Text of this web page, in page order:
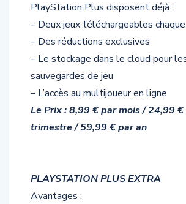
PlayStation Plus disposent déjà :
– Deux jeux téléchargeables
– Des réductions exclusives
– Le stockage dans le cloud pour
sauvegardes de jeu
– L’accès au multijoueur en ligne
Le Prix : 8,99 € par mois / 24,99
trimestre / 59,99 € par an
PLAYSTATION PLUS EXTRA
Avantages :